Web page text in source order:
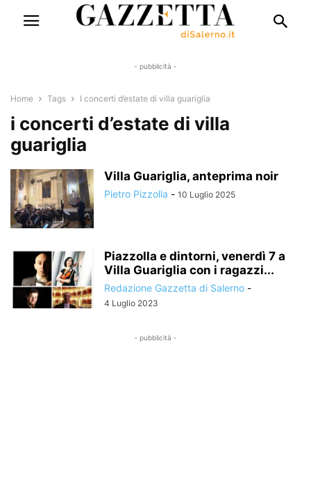
- pubblicità -
Home Tags I concerti d’estate di villa guariglia
i concerti d’estate di villa
guariglia
Villa Guariglia, anteprima noir
Pietro Pizzolla - 10 Luglio 2025
Piazzolla e dintorni, venerdì 7 a
Villa Guariglia con i ragazzi...
Redazione Gazzetta di Salerno -
4 Luglio 2023
- pubblicità -